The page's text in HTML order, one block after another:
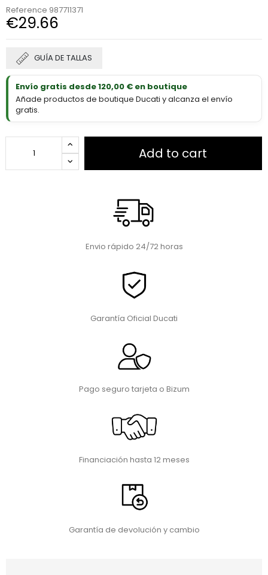
Reference 987711371
€29.66
GUÍA DE TALLAS
Envío gratis desde 120,00 € en boutique
Añade productos de boutique Ducati y alcanza el envío
gratis.
Add to cart
Envio rápido 24/72 horas
Garantía Oficial Ducati
Pago seguro tarjeta o Bizum
Financiación hasta 12 meses
Garantía de devolución y cambio